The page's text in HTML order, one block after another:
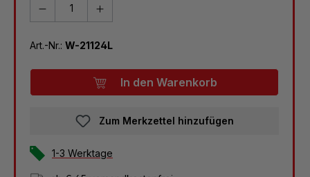
Art.-Nr.: W-21124L
In den Warenkorb
Zum Merkzettel hinzufügen
1-3 Werktage